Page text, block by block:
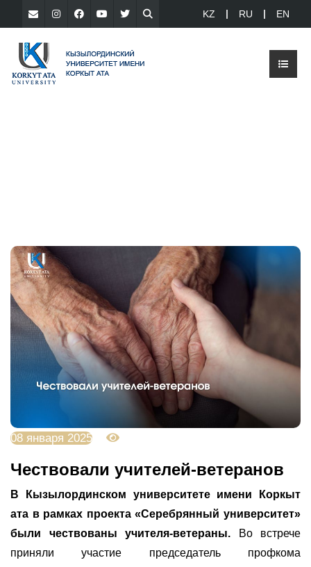
KZ RU EN
08 января 2025
Чествовали учителей-ветеранов
В Кызылординском университете имени Коркыт
ата в рамках проекта «Серебрянный университет»
были чествованы учителя-ветераны. Во встрече
приняли участие председатель профкома